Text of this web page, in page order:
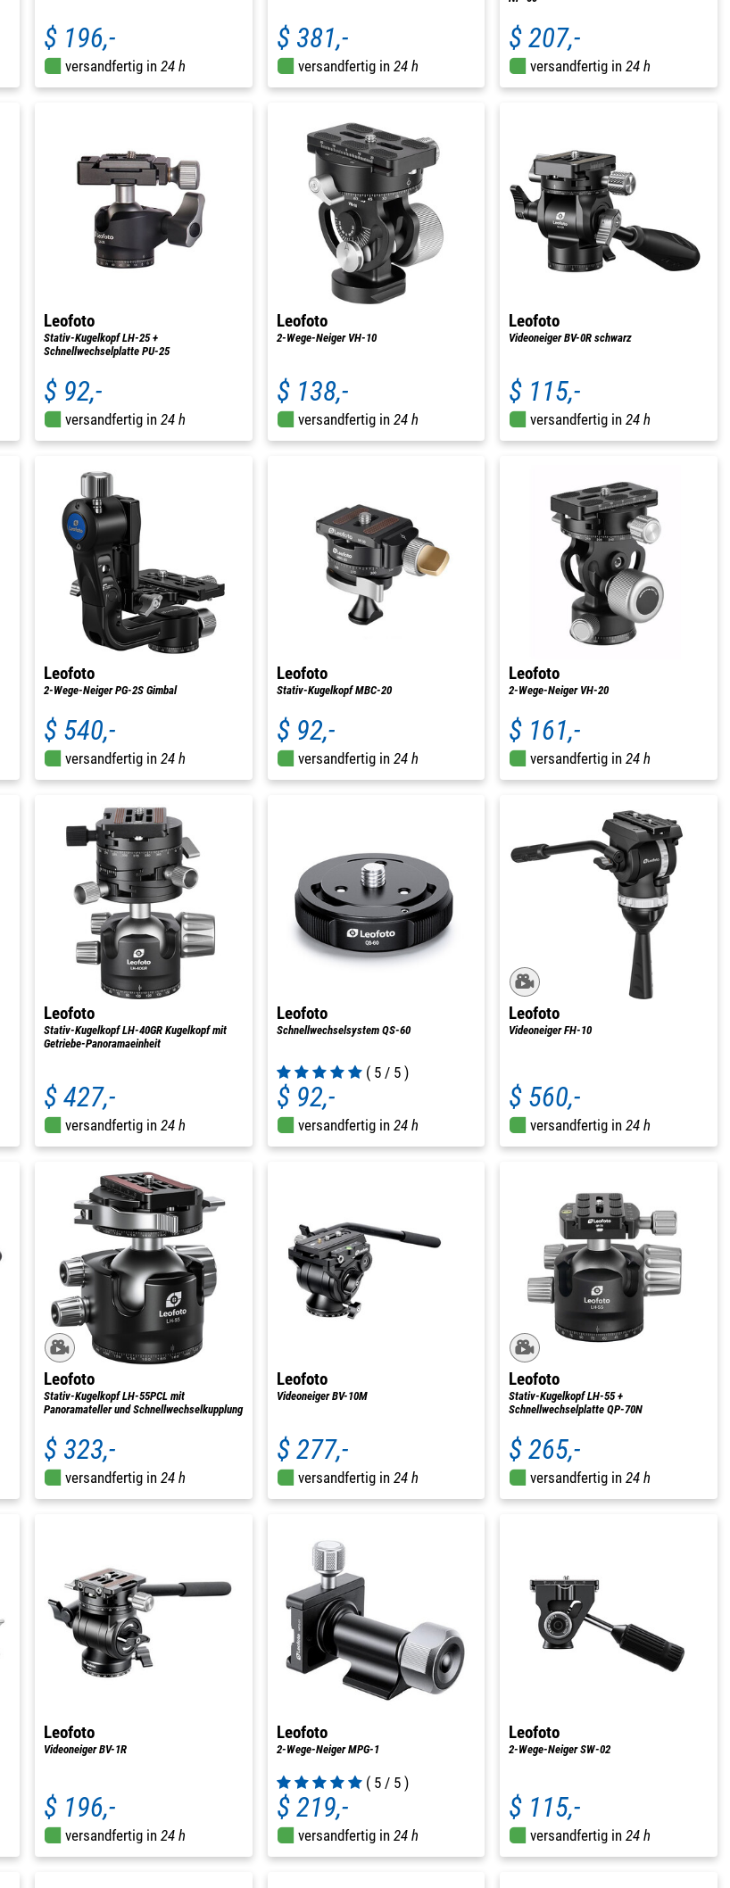
$ 196,-
versandfertig in 24 h
$ 381,-
versandfertig in 24 h
$ 207,-
versandfertig in 24 h
Leofoto
Stativ-Kugelkopf LH-25 +
Schnellwechselplatte PU-25
$ 92,-
versandfertig in 24 h
Leofoto
2-Wege-Neiger VH-10
$ 138,-
versandfertig in 24 h
Leofoto
Videoneiger BV-0R schwarz
$ 115,-
versandfertig in 24 h
Leofoto
2-Wege-Neiger PG-2S Gimbal
$ 540,-
versandfertig in 24 h
Leofoto
Stativ-Kugelkopf MBC-20
$ 92,-
versandfertig in 24 h
Leofoto
2-Wege-Neiger VH-20
$ 161,-
versandfertig in 24 h
Leofoto
Stativ-Kugelkopf LH-40GR Kugelkopf mit
Getriebe-Panoramaeinheit
$ 427,-
versandfertig in 24 h
Leofoto
Schnellwechselsystem QS-60
( 5 / 5 )
$ 92,-
versandfertig in 24 h
Leofoto
Videoneiger FH-10
$ 560,-
versandfertig in 24 h
Leofoto
Stativ-Kugelkopf LH-55PCL mit
Panoramateller und Schnellwechselkupplung
$ 323,-
versandfertig in 24 h
Leofoto
Videoneiger BV-10M
$ 277,-
versandfertig in 24 h
Leofoto
Stativ-Kugelkopf LH-55 +
Schnellwechselplatte QP-70N
$ 265,-
versandfertig in 24 h
Leofoto
Videoneiger BV-1R
$ 196,-
versandfertig in 24 h
Leofoto
2-Wege-Neiger MPG-1
( 5 / 5 )
$ 219,-
versandfertig in 24 h
Leofoto
2-Wege-Neiger SW-02
$ 115,-
versandfertig in 24 h